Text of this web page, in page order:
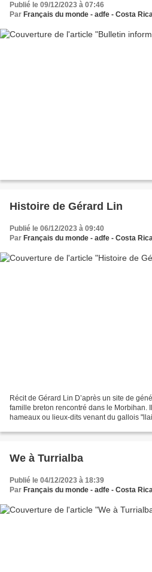
Publié le 09/12/2023 à 07:46
Par Français du monde - adfe - Costa
Histoire de Gérard Lin
Publié le 06/12/2023 à 09:40
Par Français du monde - adfe - Costa Rica
Récit de Gérard Lin D’après un site de
famille breton rencontré dans le Morbihan.
hameaux ou lieux-dits venant du gallois
We à Turrialba
Publié le 04/12/2023 à 18:39
Par Français du monde - adfe - Costa